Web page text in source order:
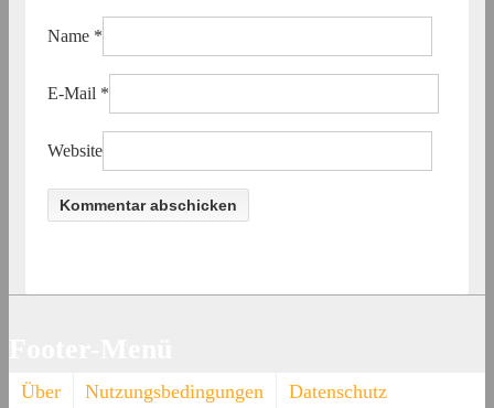
Name *
E-Mail *
Website
Über Nutzungsbedingungen
Datenschutz